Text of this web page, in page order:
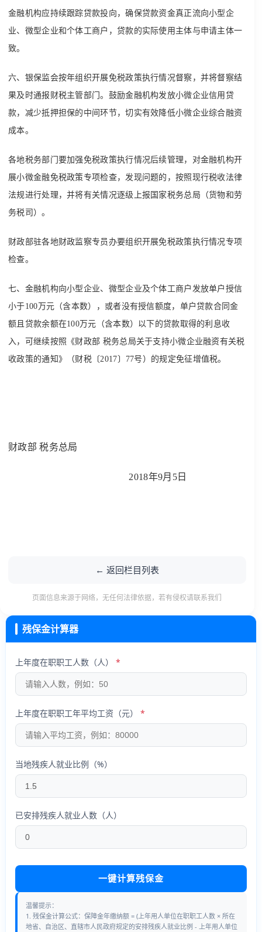
金融机构应持续跟踪贷款投向，确保贷款资金真正流向小型企
业、微型企业和个体工商户，贷款的实际使用主体与申请主体一
致。
六、银保监会按年组织开展免税政策执行情况督察，并将督察结
果及时通报财税主管部门。鼓励金融机构发放小微企业信用贷
款，减少抵押担保的中间环节，切实有效降低小微企业综合融资
成本。
各地税务部门要加强免税政策执行情况后续管理，对金融机构开
展小微金融免税政策专项检查，发现问题的，按照现行税收法律
法规进行处理，并将有关情况逐级上报国家税务总局（货物和劳
务税司）。
财政部驻各地财政监察专员办要组织开展免税政策执行情况专项
检查。
七、金融机构向小型企业、微型企业及个体工商户发放单户授信
小于100万元（含本数），或者没有授信额度，单户贷款合同金
额且贷款余额在100万元（含本数）以下的贷款取得的利息收
入，可继续按照《财政部 税务总局关于支持小微企业融资有关税
收政策的通知》（财税〔2017〕77号）的规定免征增值税。
财政部 税务总局
2018年9月5日
← 返回栏目列表
页面信息来源于网络，无任何法律依据，若有侵权请联系我们
残保金计算器
上年度在职职工人数（人）
上年度在职职工年平均工资（元）
当地残疾人就业比例（%）
已安排残疾人就业人数（人）
一键计算残保金
温馨提示：
1. 残保金计算公式：保障金年缴纳额 = (上年用人单位在职职工人数 × 所在
地省、自治区、直辖市人民政府规定的安排残疾人就业比例 - 上年用人单位